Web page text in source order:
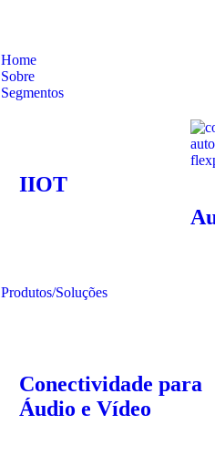
Home
Sobre
Segmentos
IIOT
Produtos/Soluções
Conectividade para
Áudio e Vídeo